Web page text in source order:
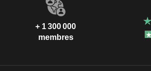
+ 1 300 000
membres